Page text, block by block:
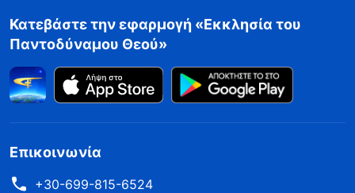
Κατεβάστε την εφαρμογή «Εκκλησία του
Παντοδύναμου Θεού»
Επικοινωνία
+30-699-815-6524